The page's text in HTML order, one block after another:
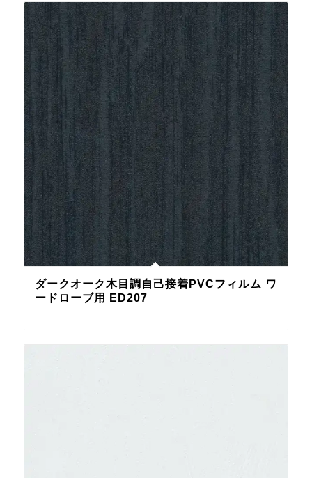
ダークオーク木目調自己接着PVCフィルム ワ
ードローブ用 ED207